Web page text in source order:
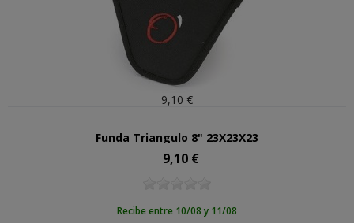
9,10 €
Funda Triangulo 8" 23X23X23
Precio
9,10 €
Recibe entre 10/08 y 11/08